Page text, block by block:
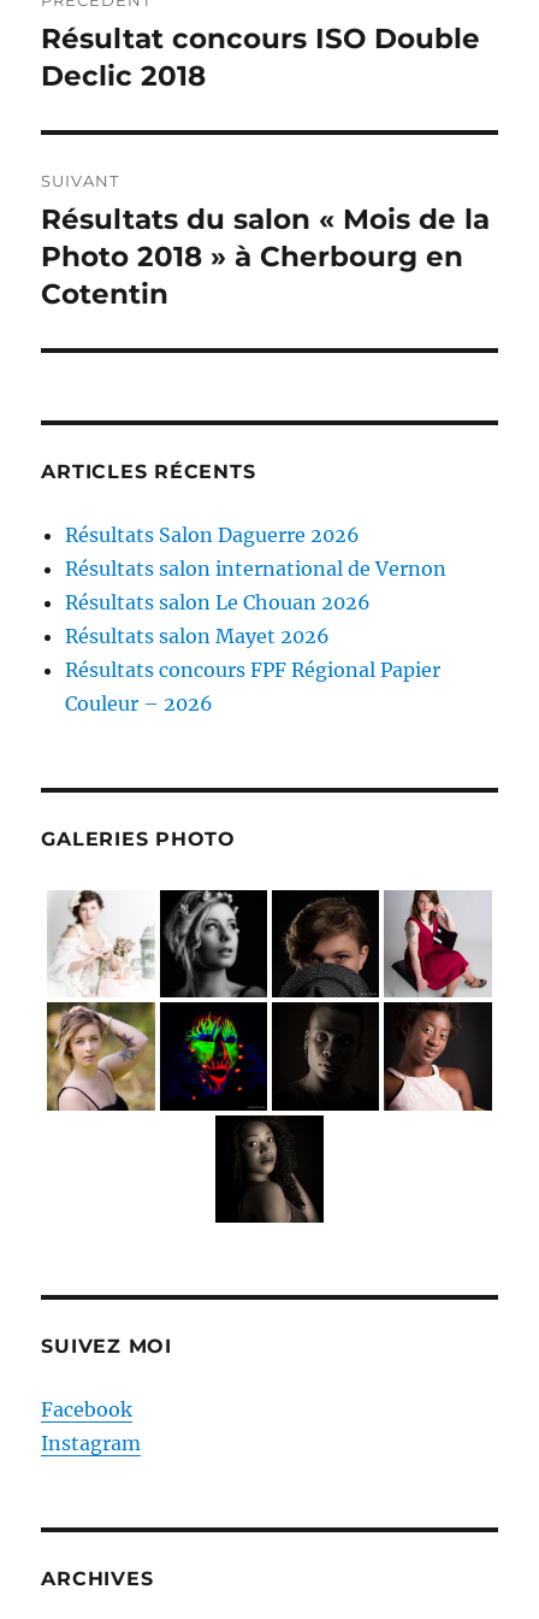
de
l’article
Publication
précédente :
Résultat concours ISO Double
Declic 2018
SUIVANT
Publication
suivante :
Résultats du salon « Mois de la
Photo 2018 » à Cherbourg en
Cotentin
ARTICLES RÉCENTS
Résultats Salon Daguerre 2026
Résultats salon international de Vernon
Résultats salon Le Chouan 2026
Résultats salon Mayet 2026
Résultats concours FPF Régional Papier
Couleur – 2026
GALERIES PHOTO
SUIVEZ MOI
Facebook
Instagram
ARCHIVES